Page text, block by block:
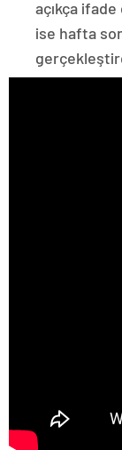
açıkça
ise hafta